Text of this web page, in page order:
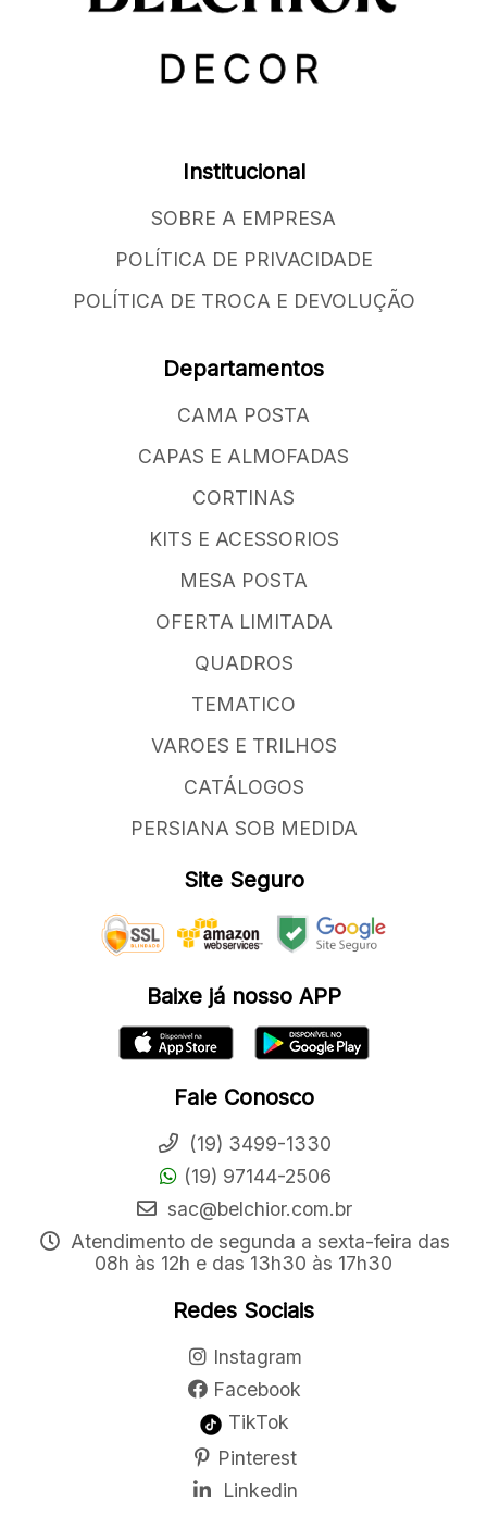
Institucional
SOBRE A EMPRESA
POLÍTICA DE PRIVACIDADE
POLÍTICA DE TROCA E DEVOLUÇÃO
Departamentos
CAMA POSTA
CAPAS E ALMOFADAS
CORTINAS
KITS E ACESSORIOS
MESA POSTA
OFERTA LIMITADA
QUADROS
TEMATICO
VAROES E TRILHOS
CATÁLOGOS
PERSIANA SOB MEDIDA
Site Seguro
Baixe já nosso APP
Fale Conosco
(19) 3499-1330
(19) 97144-2506
sac@belchior.com.br
Atendimento de segunda a sexta-feira das
08h às 12h e das 13h30 às 17h30
Redes Sociais
Instagram
Facebook
TikTok
Pinterest
Linkedin